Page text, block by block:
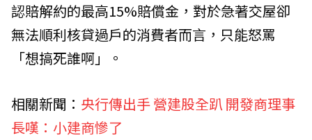
認賠解約的最高15%賠償金，對於急著交屋卻
無法順利核貸過戶的消費者而言，只能怒罵
「想搞死誰啊」。
相關新聞： 央行傳出手 營建股全趴 開發商理事
長嘆：小建商慘了